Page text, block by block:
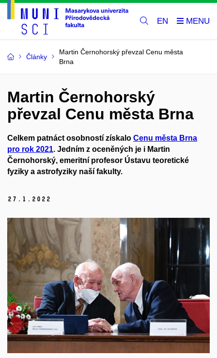
EN
Články
Martin Černohorský převzal Cenu města
Brna
Martin Černohorský
převzal Cenu města Brna
Celkem patnáct osobností získalo Cenu města Brna
pro rok 2021. Jedním z oceněných je i Martin
Černohorský, emeritní profesor Ústavu teoretické
fyziky a astrofyziky naší fakulty.
27. 1. 2022